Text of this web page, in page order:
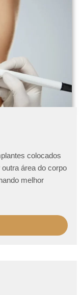
colocados
área do corpo
melhor